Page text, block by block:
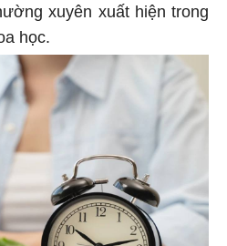
xuyên xuất hiện trong
học.